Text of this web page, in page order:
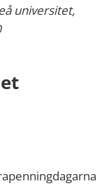
universitet,